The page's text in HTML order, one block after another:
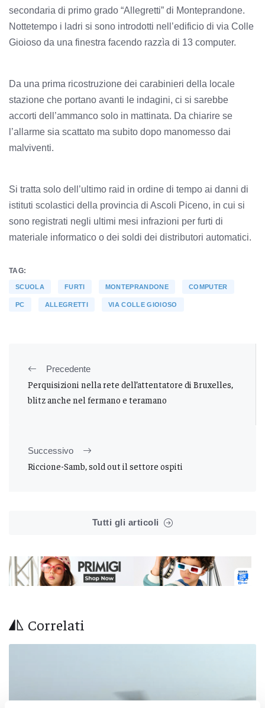
secondaria di primo grado “Allegretti” di Monteprandone.
Nottetempo i ladri si sono introdotti nell’edificio di via Colle
Gioioso da una finestra facendo razzìa di 13 computer.
Da una prima ricostruzione dei carabinieri della locale
stazione che portano avanti le indagini, ci si sarebbe
accorti dell’ammanco solo in mattinata. Da chiarire se
l’allarme sia scattato ma subito dopo manomesso dai
malviventi.
Si tratta solo dell’ultimo raid in ordine di tempo ai danni di
istituti scolastici della provincia di Ascoli Piceno, in cui si
sono registrati negli ultimi mesi infrazioni per furti di
materiale informatico o dei soldi dei distributori automatici.
TAG:
SCUOLA FURTI MONTEPRANDONE COMPUTER
PC ALLEGRETTI VIA COLLE GIOIOSO
Precedente
Perquisizioni nella rete dell’attentatore di Bruxelles,
blitz anche nel fermano e teramano
Successivo
Riccione-Samb, sold out il settore ospiti
Tutti gli articoli
Correlati